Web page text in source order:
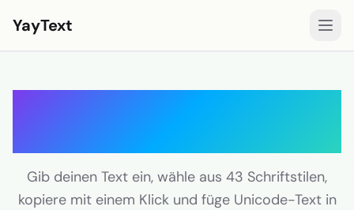
YayText
Facebook-Schriften
TikTok-Schriften
Gib deinen Text ein, wähle aus 43 Schriftstilen,
kopiere mit einem Klick und füge Unicode-Text in